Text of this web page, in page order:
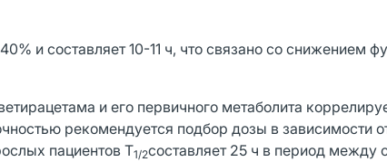
и составляет 10-11 ч, что связано со снижением
и его первичного метаболита
рекомендуется подбор дозы в зависимости
пациентов Т1/2составляет 25 ч в период между